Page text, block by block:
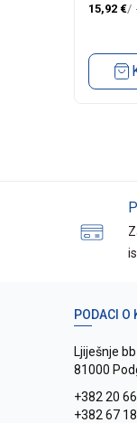
15,92 €
PODACI O
Ljiješnje bb
81000
+382 20
+382 67